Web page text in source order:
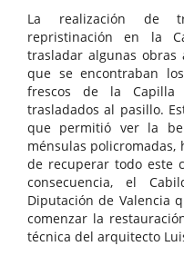
La realización de
repristinación en la
trasladar algunas obras
que se encontraban
frescos de la
trasladados al pasillo.
que permitió ver la
ménsulas
de recuperar todo este
consecuencia, el
Diputación de Valencia
comenzar la
técnica del arquitecto